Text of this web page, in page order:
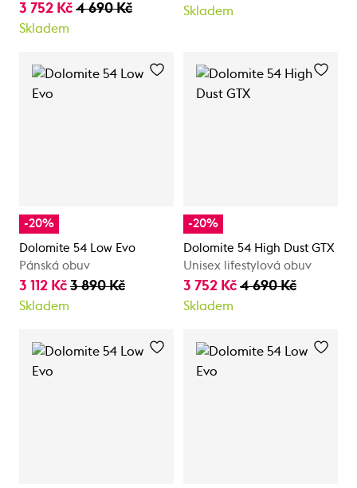
3 752 Kč 4 690 Kč
Skladem
Skladem
-20%
Dolomite 54 Low Evo
Pánská obuv
3 112 Kč 3 890 Kč
Skladem
-20%
Dolomite 54 High Dust GTX
Unisex lifestylová obuv
3 752 Kč 4 690 Kč
Skladem